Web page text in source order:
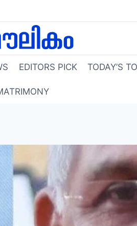
EDITORS PICK TODAY’S